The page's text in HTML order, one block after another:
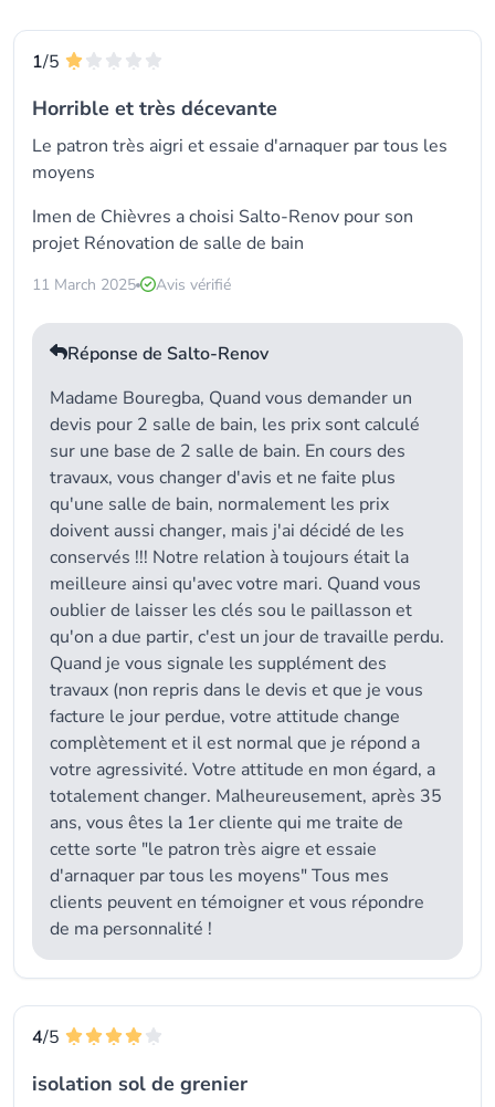
1/5
Horrible et très décevante
Le patron très aigri et essaie d'arnaquer par tous les
moyens
Imen de Chièvres a choisi Salto-Renov pour son
projet Rénovation de salle de bain
11 March 2025 Avis vérifié
Réponse de Salto-Renov
Madame Bouregba, Quand vous demander un
devis pour 2 salle de bain, les prix sont calculé
sur une base de 2 salle de bain. En cours des
travaux, vous changer d'avis et ne faite plus
qu'une salle de bain, normalement les prix
doivent aussi changer, mais j'ai décidé de les
conservés !!! Notre relation à toujours était la
meilleure ainsi qu'avec votre mari. Quand vous
oublier de laisser les clés sou le paillasson et
qu'on a due partir, c'est un jour de travaille perdu.
Quand je vous signale les supplément des
travaux (non repris dans le devis et que je vous
facture le jour perdue, votre attitude change
complètement et il est normal que je répond a
votre agressivité. Votre attitude en mon égard, a
totalement changer. Malheureusement, après 35
ans, vous êtes la 1er cliente qui me traite de
cette sorte "le patron très aigre et essaie
d'arnaquer par tous les moyens" Tous mes
clients peuvent en témoigner et vous répondre
de ma personnalité !
4/5
isolation sol de grenier